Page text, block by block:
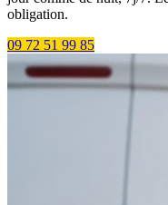
obligation.
09 72 51 99 85